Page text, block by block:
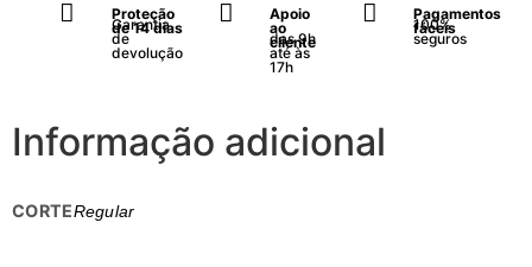
Proteção
de 14 dias
Garantia
de
devolução
Apoio
ao
cliente
das 9h
até às
17h
Pagamentos
fáceis
100%
seguros
Informação adicional
CORTERegular